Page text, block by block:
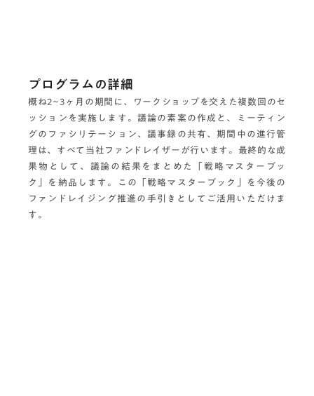
プログラムの詳細
概ね2~3ヶ月の期間に、ワークショップを交えた複数回のセ
ッションを実施します。議論の素案の作成と、ミーティン
グのファシリテーション、議事録の共有、期間中の進行管
理は、すべて当社ファンドレイザーが行います。最終的な成
果物として、議論の結果をまとめた「戦略マスターブッ
ク」を納品します。この「戦略マスターブック」を今後の
ファンドレイジング推進の手引きとしてご活用いただけま
す。